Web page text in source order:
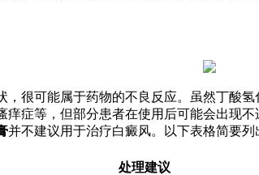
很可能属于药物的不良反应。虽然丁酸
症等，但部分患者在使用后可能会出现
并不建议用于治疗白癜风。以下表格简要
处理建议